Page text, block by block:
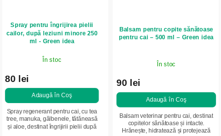
Spray pentru îngrijirea pielii
cailor, după leziuni minore 250
ml - Green idea
În stoc
80 lei
Adaugă în Coş
Spray regenerant pentru cai, cu tea
tree, manuka, gălbenele, tătăneasă
și aloe, destinat îngrijirii pielii după
Balsam pentru copite sănătoase
pentru cai – 500 ml – Green idea
În stoc
90 lei
Adaugă în Coş
Balsam veterinar pentru cai, destinat
copitelor sănătoase și intacte.
Hrănește, hidratează și protejează